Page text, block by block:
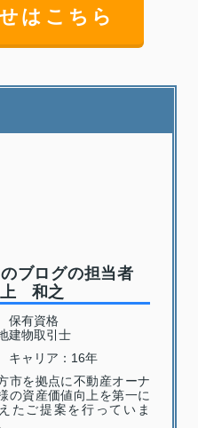
はこちら
ブログの担当者
上 和之
有資格
建物取引士
ャリア：16年
市を拠点に不動産オーナ
の資産価値向上を第一に
たご提案を行っていま